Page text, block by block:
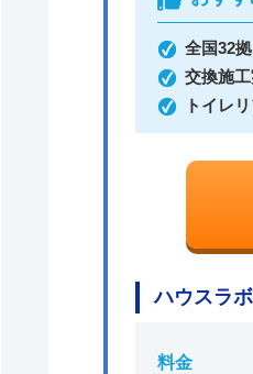
全国32
交換施
トイレ
ハウスラ
料金